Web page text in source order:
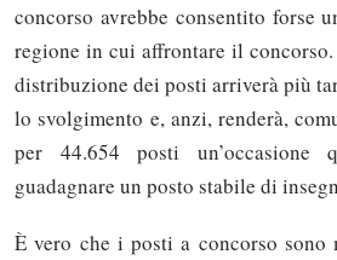
concorso avrebbe consentito forse
regione in cui affrontare il concorso.
distribuzione dei posti arriverà più
lo svolgimento e, anzi, renderà,
per 44.654 posti un’occasione
guadagnare un posto stabile di
È vero che i posti a concorso